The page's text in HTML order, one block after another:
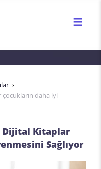
daha iyi
Kitaplar
Sağlıyor